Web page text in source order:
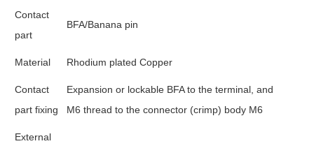
Contact
part
BFA/Banana pin
Material Rhodium plated Copper
Contact
part fixing
Expansion or lockable BFA to the terminal, and
M6 thread to the connector (crimp) body M6
External